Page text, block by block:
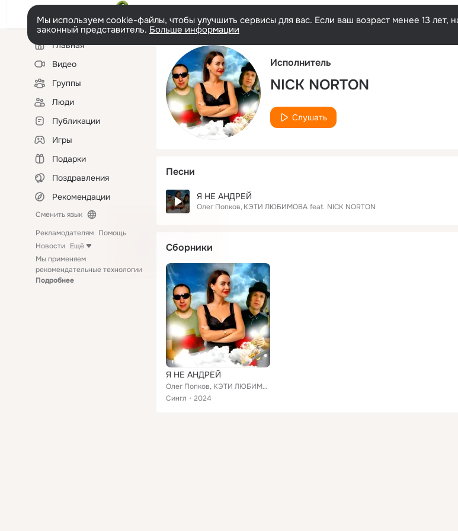
Мы используем cookie-файлы, чтобы улучшить сервисы для вас. Если ваш возраст менее 13 лет,
законный представитель. Больше информации
Левая
колонкаГлавная
Видео
Группы
Люди
Публикации
Игры
Подарки
Поздравления
Рекомендации
Сменить язык
Рекламодателям Помощь
Новости Ещё
Мы применяем
рекомендательные технологии
Подробнее
Исполнитель
NICK NORTON
Слушать
Песни
Я НЕ АНДРЕЙ
Олег Попков КЭТИ ЛЮБИМОВА feat. NICK NORTON
Сборники
Я НЕ АНДРЕЙ
Олег Попков, КЭТИ ЛЮБИМОВА feat. NICK NORTON
Сингл
2024